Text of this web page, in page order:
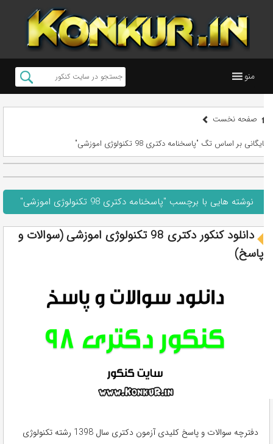
منو
صفحه نخست
بایگانی بر اساس تگ "پاسخنامه دکتری 98 تکنولوژی اموزشی"
نوشته هایی با برچسب "پاسخنامه دکتری 98 تکنولوژی اموزشی"
دانلود کنکور دکتری 98 تکنولوژی اموزشی (سوالات و
پاسخ)
دفترچه سوالات و پاسخ کلیدی آزمون دکتری سال 1398 رشته تکنولوژی